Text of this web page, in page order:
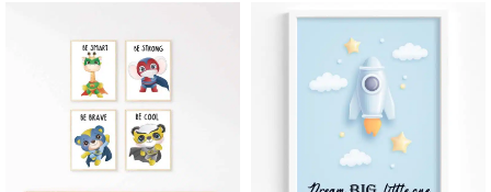
, hârtie ce redă cu acuratețe
maximă pentru negru. Culorile sunt
garantate să reziste perioade foarte
lungi de timp fără a-și pierde din
intensitate.
Fiecare tablou este prelucrat manual și
verificat cu atenție înainte de a fi
cromatica excelentă și densitatea
maximă pentru negru. Culorile sunt
garantate să reziste perioade foarte
lungi de timp fără a-și pierde din
Fiecare tablou este prelucrat manual și
verificat cu atenție înainte de a fi